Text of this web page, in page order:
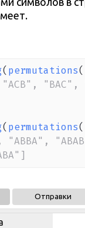
( permutations(
"BAC",
( permutations(
Отправки